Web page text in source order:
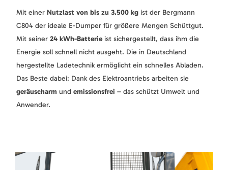
Mit einer Nutzlast von bis zu 3.500 kg ist der Bergmann
C804 der ideale E-Dumper für größere Mengen Schüttgut.
Mit seiner 24 kWh-Batterieist sichergestellt, dass ihm die
Energie soll schnell nicht ausgeht. Die in Deutschland
hergestellte Ladetechnik ermöglicht ein schnelles Abladen.
Das Beste dabei: Dank des Elektroantriebs arbeiten sie
geräuscharm und emissionsfrei – das schützt Umwelt und
Anwender.